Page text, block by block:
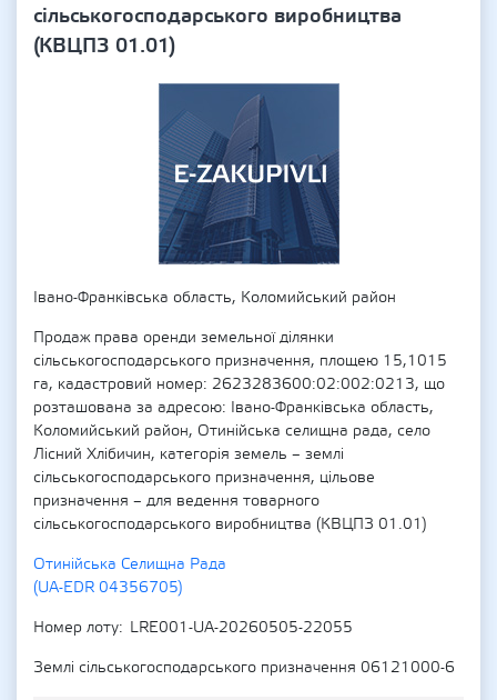
сільськогосподарського виробництва
(КВЦПЗ 01.01)
Івано-Франківська область, Коломийський район
Продаж права оренди земельної ділянки
сільськогосподарського призначення, площею 15,1015
га, кадастровий номер: 2623283600:02:002:0213, що
розташована за адресою: Івано-Франківська область,
Коломийський район, Отинійська селищна рада, село
Лісний Хлібичин, категорія земель – землі
сільськогосподарського призначення, цільове
призначення – для ведення товарного
сільськогосподарського виробництва (КВЦПЗ 01.01)
Отинійська Селищна Рада
(UA-EDR 04356705)
Номер лоту
LRE001-UA-20260505-22055
Землі сільськогосподарського призначення 06121000-6